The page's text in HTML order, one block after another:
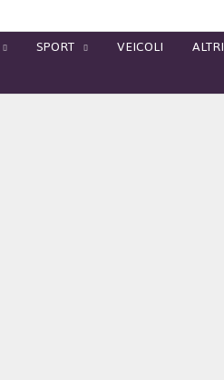
SPORT VEICOLI ALTRI